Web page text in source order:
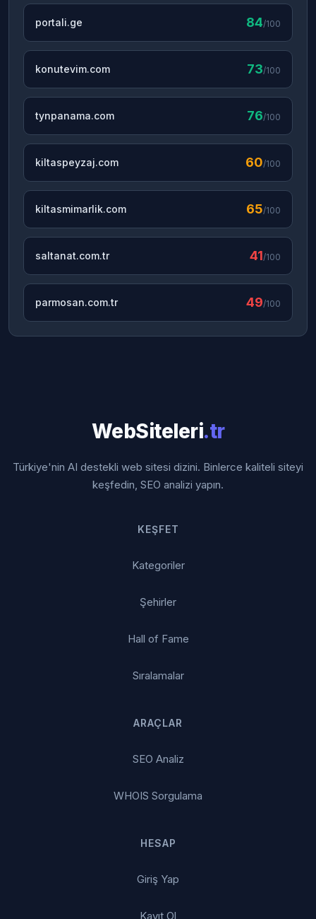
portali.ge 84/100
konutevim.com 73/100
tynpanama.com 76/100
kiltaspeyzaj.com 60/100
kiltasmimarlik.com 65/100
saltanat.com.tr 41/100
parmosan.com.tr 49/100
WebSiteleri.tr
Türkiye'nin AI destekli web sitesi dizini. Binlerce kaliteli siteyi
keşfedin, SEO analizi yapın.
KEŞFET
Kategoriler
Şehirler
Hall of Fame
Sıralamalar
ARAÇLAR
SEO Analiz
WHOIS Sorgulama
HESAP
Giriş Yap
Kayıt Ol